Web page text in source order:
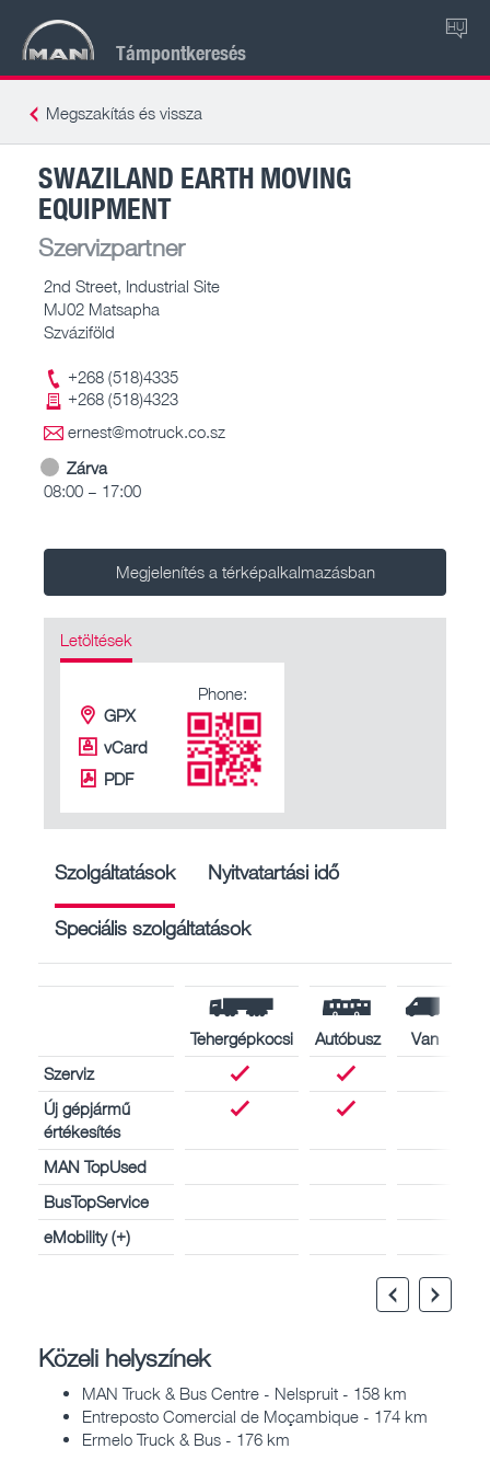
Támpontkeresés
HU
Megszakítás és vissza
SWAZILAND EARTH MOVING
EQUIPMENT
Szervizpartner
2nd Street, Industrial Site
MJ02 Matsapha
Szváziföld
+268 (518)4335
+268 (518)4323
ernest@motruck.co.sz
Zárva
08:00 – 17:00
Megjelenítés a térképalkalmazásban
Letöltések
GPX
vCard
PDF
Phone:
Szolgáltatások Nyitvatartási idő
Speciális szolgáltatások
Tehergépkocsi Autóbusz
Van
Szerviz
Új gépjármű
értékesítés
MAN TopUsed
BusTopService
eMobility (+)
Közeli helyszínek
MAN Truck & Bus Centre - Nelspruit - 158 km
Entreposto Comercial de Moçambique - 174 km
Ermelo Truck & Bus - 176 km